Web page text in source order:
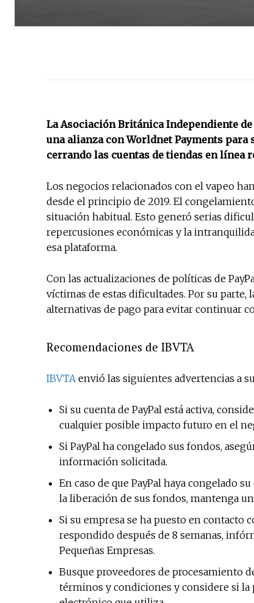
La Asociación Británica Independiente
una alianza con Worldnet Payments para
cerrando las cuentas de tiendas en línea
Los negocios relacionados con el vapeo
desde el principio de 2019. El
situación habitual. Esto generó serias
repercusiones económicas y la
esa plataforma.
Con las actualizaciones de políticas de
víctimas de estas dificultades. Por su
alternativas de pago para evitar continuar
Recomendaciones de IBVTA
IBVTAenvió las siguientes advertencias a
Si su cuenta de PayPal está activa,
cualquier posible impacto futuro en el
Si PayPal ha congelado sus fondos,
información solicitada.
En caso de que PayPal haya congelado
la liberación de sus fondos, mantenga
Si su empresa se ha puesto en contacto
respondido después de 8 semanas,
Pequeñas Empresas.
Busque proveedores de procesamiento
términos y condiciones y considere si la